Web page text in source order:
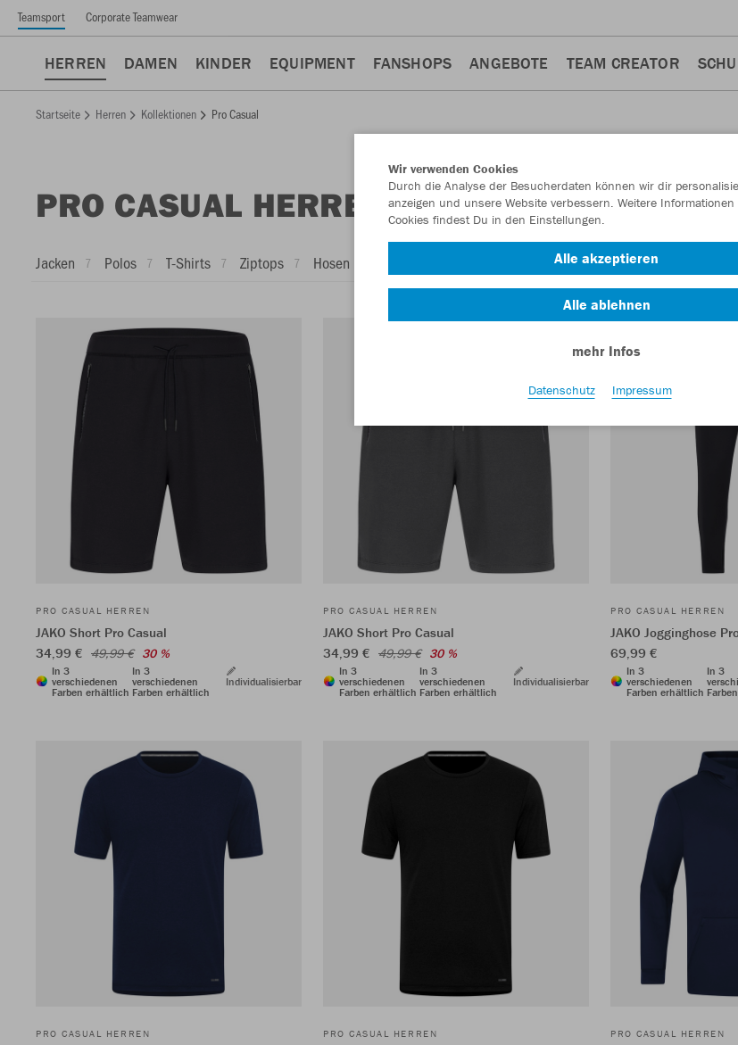
Teamsport Corporate Teamwear
HERREN DAMEN KINDER EQUIPMENT FANSHOPS ANGEBOTE TEAM CREATOR
Startseite Herren Kollektionen Pro Casual
PRO CASUAL HERREN
Jacken 7 Polos 7 T-Shirts 7 Ziptops 7 Hosen
PRO CASUAL HERREN
JAKO Short Pro Casual
34,99 € 49,99 € 30 %
In 3
verschiedenen
Farben erhältlich
In 3
verschiedenen
Farben erhältlich
Individualisierbar
PRO CASUAL HERREN
JAKO Short Pro Casual
34,99 € 49,99 € 30 %
In 3
verschiedenen
Farben erhältlich
In 3
verschiedenen
Farben erhältlich
Individualisierbar
PRO CASUAL HERREN
JAKO Jogginghose
69,99 €
In 3
verschiedenen
Farben erhältlich
In 3
PRO CASUAL HERREN PRO CASUAL HERREN PRO CASUAL HERREN
Wir verwenden Cookies
Durch die Analyse der Besucherdaten können wir dir
anzeigen und unsere Website verbessern. Weitere Informationen
Cookies findest Du in den Einstellungen.
Alle akzeptieren
Alle ablehnen
mehr Infos
Datenschutz Impressum